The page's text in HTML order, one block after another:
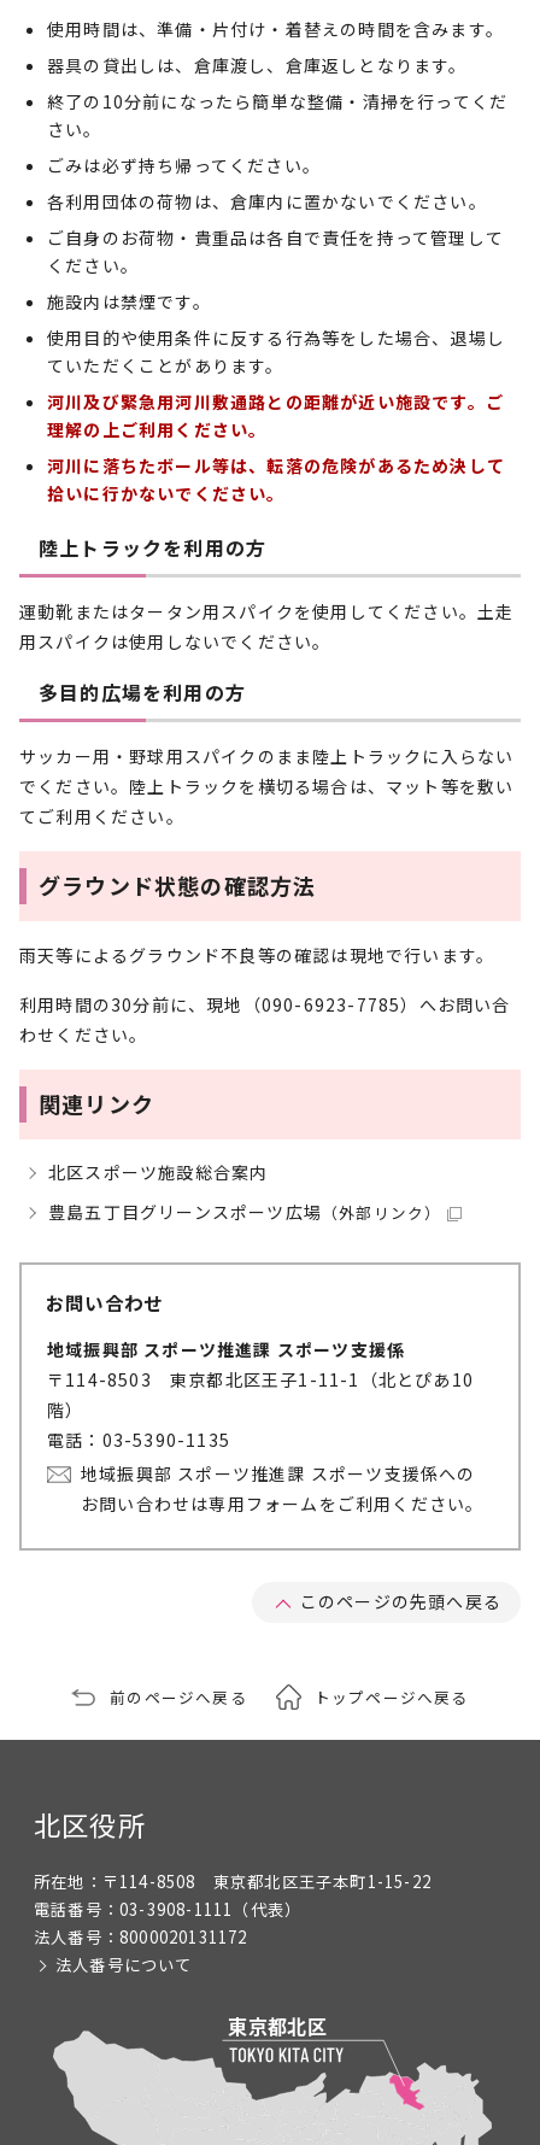
使用時間は、準備・片付け・着替えの時間を含みます。
器具の貸出しは、倉庫渡し、倉庫返しとなります。
終了の10分前になったら簡単な整備・清掃を行ってくだ
さい。
ごみは必ず持ち帰ってください。
各利用団体の荷物は、倉庫内に置かないでください。
ご自身のお荷物・貴重品は各自で責任を持って管理して
ください。
施設内は禁煙です。
使用目的や使用条件に反する行為等をした場合、退場し
ていただくことがあります。
河川及び緊急用河川敷通路との距離が近い施設です。ご
理解の上ご利用ください。
河川に落ちたボール等は、転落の危険があるため決して
拾いに行かないでください。
陸上トラックを利用の方
運動靴またはタータン用スパイクを使用してください。土走
用スパイクは使用しないでください。
多目的広場を利用の方
サッカー用・野球用スパイクのまま陸上トラックに入らない
でください。陸上トラックを横切る場合は、マット等を敷い
てご利用ください。
グラウンド状態の確認方法
雨天等によるグラウンド不良等の確認は現地で行います。
利用時間の30分前に、現地（090-6923-7785）へお問い合
わせください。
関連リンク
北区スポーツ施設総合案内
豊島五丁目グリーンスポーツ広場 （外部リンク）
お問い合わせ
地域振興部 スポーツ推進課 スポーツ支援係
〒114-8503 東京都北区王子1-11-1（北とぴあ10
階）
電話：03-5390-1135
地域振興部 スポーツ推進課 スポーツ支援係への
お問い合わせは専用フォームをご利用ください。
このページの先頭へ戻る
前のページへ戻る トップページへ戻る
北区役所
所在地： 〒114-8508 東京都北区王子本町1-15-22
電話番号： 03-3908-1111 （代表）
法人番号： 8000020131172
法人番号について